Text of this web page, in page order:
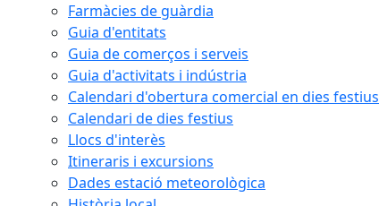
Farmàcies de guàrdia
Guia d'entitats
Guia de comerços i serveis
Guia d'activitats i indústria
Calendari d'obertura comercial en dies festius
Calendari de dies festius
Llocs d'interès
Itineraris i excursions
Dades estació meteorològica